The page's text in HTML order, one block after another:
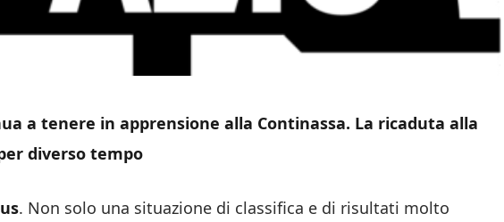
a tenere in apprensione alla Continassa. La ricaduta alla
diverso tempo
. Non solo una situazione di classifica e di risultati molto